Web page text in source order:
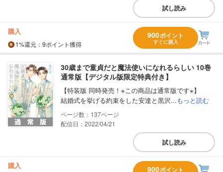
試し読み
購入
1%還元 ：9ポイント獲得
900ポイント
すぐに購入
30歳まで童貞だと魔法使いになれるらしい 10巻
通常版【デジタル版限定特典付き】
【特装版 同時発売！※この商品は通常版です※】
結婚式を挙げる約束をした安達と黒沢...もっと読む
137
配信日：2022/04/21
試し読み
購入 900ポイント